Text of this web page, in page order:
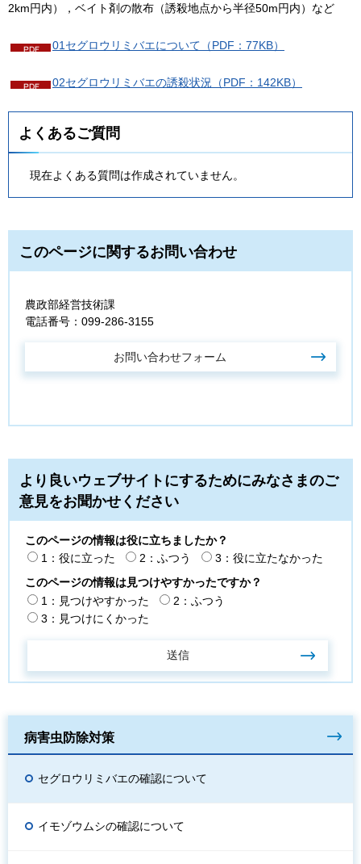
2km円内），ベイト剤の散布（誘殺地点から半径50m円内）など
01セグロウリミバエについて（PDF：77KB）
02セグロウリミバエの誘殺状況（PDF：142KB）
よくあるご質問
現在よくある質問は作成されていません。
このページに関するお問い合わせ
農政部経営技術課
電話番号：099‐286‐3155
より良いウェブサイトにするためにみなさまのご
意見をお聞かせください
このページの情報は役に立ちましたか？
1：役に立った
2：ふつう
3：役に立たなかった
このページの情報は見つけやすかったですか？
1：見つけやすかった
2：ふつう
3：見つけにくかった
病害虫防除対策
セグロウリミバエの確認について
イモゾウムシの確認について